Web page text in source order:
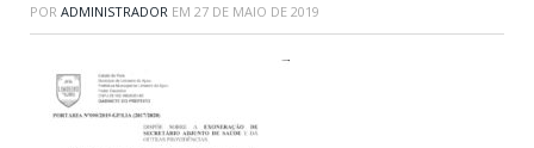
POR ADMINISTRADOR EM 27 DE MAIO DE 2019